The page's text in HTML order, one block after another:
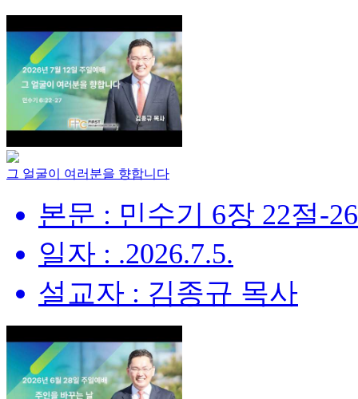
그 얼굴이 여러분을 향합니다
본문 : 민수기 6장 22절-
일자 : .2026.7.5.
설교자 : 김종규 목사